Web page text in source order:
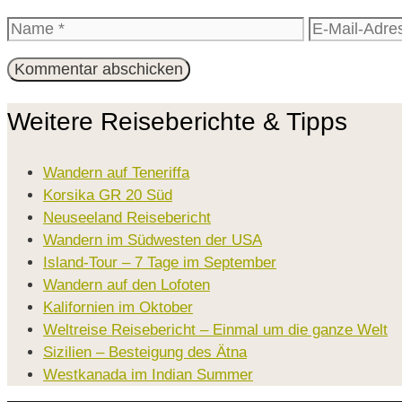
Name
E-
Weitere Reiseberichte & Tipps
Wandern auf Teneriffa
Korsika GR 20 Süd
Neuseeland Reisebericht
Wandern im Südwesten der USA
Island-Tour – 7 Tage im September
Wandern auf den Lofoten
Kalifornien im Oktober
Weltreise Reisebericht – Einmal um die ganze Welt
Sizilien – Besteigung des Ätna
Westkanada im Indian Summer